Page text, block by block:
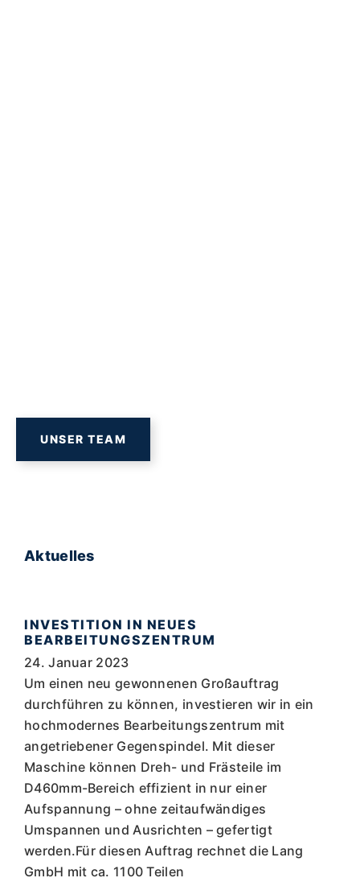
UNSER TEAM
Aktuelles
INVESTITION IN NEUES
BEARBEITUNGSZENTRUM
24. Januar 2023
Um einen neu gewonnenen Großauftrag
durchführen zu können, investieren wir in ein
hochmodernes Bearbeitungszentrum mit
angetriebener Gegenspindel. Mit dieser
Maschine können Dreh- und Frästeile im
D460mm-Bereich effizient in nur einer
Aufspannung – ohne zeitaufwändiges
Umspannen und Ausrichten – gefertigt
werden.Für diesen Auftrag rechnet die Lang
GmbH mit ca. 1100 Teilen